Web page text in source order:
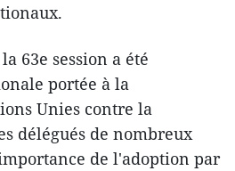
63e session a été
portée à la
Unies contre la
délégués de nombreux
de l'adoption par